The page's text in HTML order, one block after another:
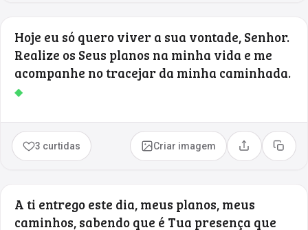
Hoje eu só quero viver a sua vontade, Senhor.
Realize os Seus planos na minha vida e me
acompanhe no tracejar da minha caminhada.
◆
3 curtidas Criar imagem Compartilhar
Copiar
A ti entrego este dia, meus planos, meus
caminhos, sabendo que é Tua presença que